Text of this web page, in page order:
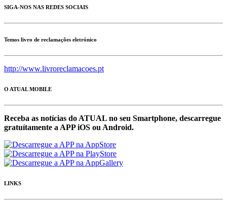
SIGA-NOS NAS REDES SOCIAIS
Temos livro de reclamações eletrónico
http://www.livroreclamacoes.pt
O ATUAL MOBILE
Receba as notícias do ATUAL no seu Smartphone, descarregue
gratuítamente a APP iOS ou Android.
LINKS